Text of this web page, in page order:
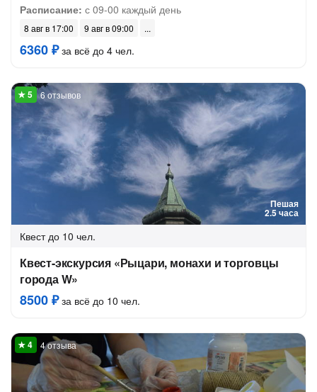
Расписание: с 09-00 каждый день
8 авг в 17:00 9 авг в 09:00
6360 ₽за всё до 4 чел.
Пешая
2.5 часа
6 отзывов
Квест до 10 чел.
Квест-экскурсия «Рыцари, монахи и торговцы
города W»
8500 ₽за всё до 10 чел.
4 отзыва